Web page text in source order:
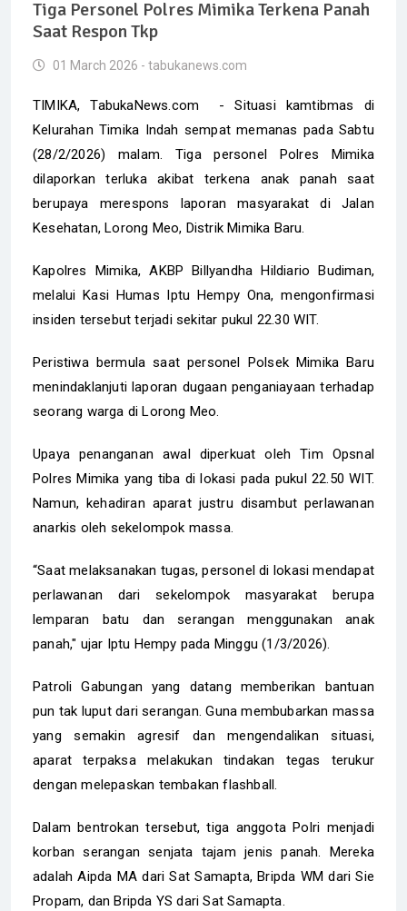
Tiga Personel Polres Mimika Terkena Panah
Saat Respon Tkp
01 March 2026 - tabukanews.com
TIMIKA, TabukaNews.com - Situasi kamtibmas di
Kelurahan Timika Indah sempat memanas pada Sabtu
(28/2/2026) malam. Tiga personel Polres Mimika
dilaporkan terluka akibat terkena anak panah saat
berupaya merespons laporan masyarakat di Jalan
Kesehatan, Lorong Meo, Distrik Mimika Baru.
Kapolres Mimika, AKBP Billyandha Hildiario Budiman,
melalui Kasi Humas Iptu Hempy Ona, mengonfirmasi
insiden tersebut terjadi sekitar pukul 22.30 WIT.
Peristiwa bermula saat personel Polsek Mimika Baru
menindaklanjuti laporan dugaan penganiayaan terhadap
seorang warga di Lorong Meo.
Upaya penanganan awal diperkuat oleh Tim Opsnal
Polres Mimika yang tiba di lokasi pada pukul 22.50 WIT.
Namun, kehadiran aparat justru disambut perlawanan
anarkis oleh sekelompok massa.
“Saat melaksanakan tugas, personel di lokasi mendapat
perlawanan dari sekelompok masyarakat berupa
lemparan batu dan serangan menggunakan anak
panah," ujar Iptu Hempy pada Minggu (1/3/2026).
Patroli Gabungan yang datang memberikan bantuan
pun tak luput dari serangan. Guna membubarkan massa
yang semakin agresif dan mengendalikan situasi,
aparat terpaksa melakukan tindakan tegas terukur
dengan melepaskan tembakan flashball.
Dalam bentrokan tersebut, tiga anggota Polri menjadi
korban serangan senjata tajam jenis panah. Mereka
adalah Aipda MA dari Sat Samapta, Bripda WM dari Sie
Propam, dan Bripda YS dari Sat Samapta.